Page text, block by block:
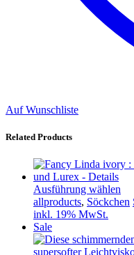
Auf Wunschliste
Related Products
Ausführung wählen
allproducts, Söckchen
inkl. 19% MwSt.
Sale